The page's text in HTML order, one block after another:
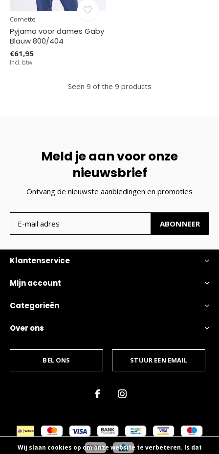
Cornette
Pyjama voor dames Gaby
Blauw 800/404
€61,95
Incl. btw
Seen 9 of the 9 products
Meld je aan voor onze
nieuwsbrief
Ontvang de nieuwste aanbiedingen en promoties
ABONNEER
Klantenservice
Mijn account
Categorieën
Over ons
BEL ONS STUUR EEN EMAIL
Wij slaan cookies op om onze website te verbeteren. Is dat